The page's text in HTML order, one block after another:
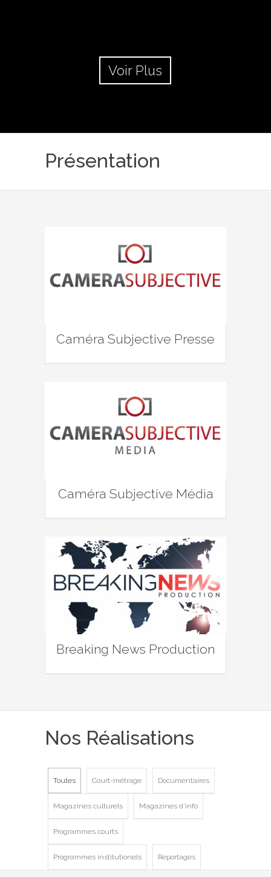
Voir Plus
Présentation
Caméra Subjective Presse
Caméra Subjective Média
Breaking News Production
Nos Réalisations
Toutes Court-métrage Documentaires
Magazines culturels Magazines d'info
Programmes courts
Programmes institutionels Reportages